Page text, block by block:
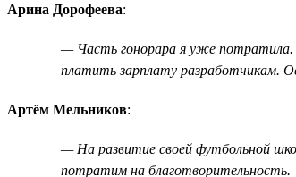
Арина Дорофеева:
— Часть гонорара я уже потратила.
платить зарплату разработчикам.
Артём Мельников:
— На развитие своей футбольной
потратим на благотворительность.